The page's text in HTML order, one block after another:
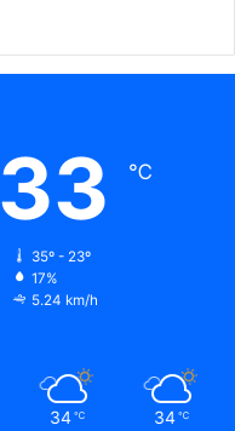
33 ℃
35º - 23º
17%
5.24 km/h
34 ℃ 34 ℃